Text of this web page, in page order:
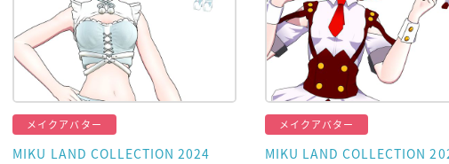
メイクアバター
MIKU LAND COLLECTION 2024
メイクアバター
MIKU LAND COLLECTION